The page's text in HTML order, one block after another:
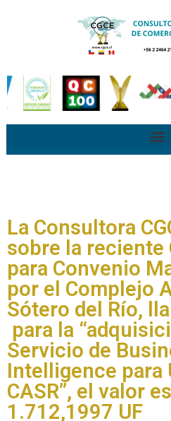
La Consultora
sobre la reciente
para Convenio
por el Complejo
Sótero del Río,
para la
Servicio de
Intelligence para
CASR”, el valor
1.712,1997 UF